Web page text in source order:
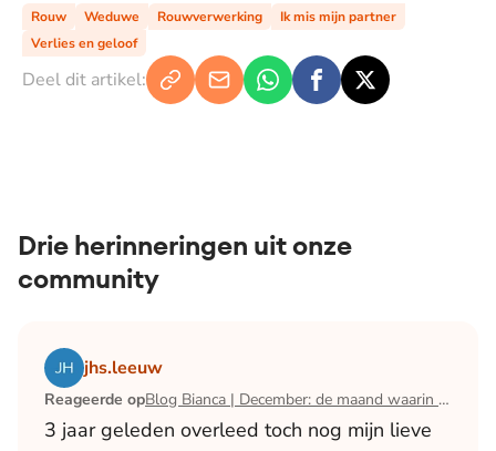
Rouw Weduwe Rouwverwerking
Ik mis mijn partner
Verlies en geloof
Deel dit artikel:
Drie herinneringen uit onze
community
jhs.leeuw
Reageerde op Blog Bianca | December: de maand waarin ik mijn man verloor
3 jaar geleden overleed toch nog mijn lieve
Lees het artikel Blog Bianca | December: de maand